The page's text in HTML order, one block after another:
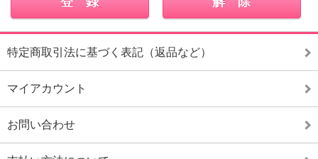
特定商取引法に基づく表記（返品など）
マイアカウント
お問い合わせ